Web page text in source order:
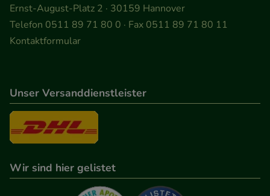
Ernst-August-Platz 2 · 30159 Hannover
Telefon 0511 89 71 80 0 · Fax 0511 89 71 80 11
Kontaktformular
Unser Versanddienstleister
Wir sind hier gelistet